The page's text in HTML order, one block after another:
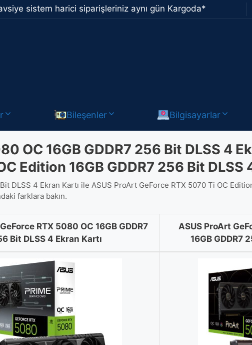
sistem harici siparişleriniz aynı gün Kargoda*
Bileşenler Bilgisayarlar
OC 16GB GDDR7 256 Bit DLSS 4
Edition 16GB GDDR7 256 Bit DLSS
DLSS 4 Ekran Kartı ile ASUS ProArt GeForce RTX 5070 Ti OC
farklara bakın.
RTX 5080 OC 16GB GDDR7
Bit DLSS 4 Ekran Kartı
ASUS ProArt
16GB GDDR7